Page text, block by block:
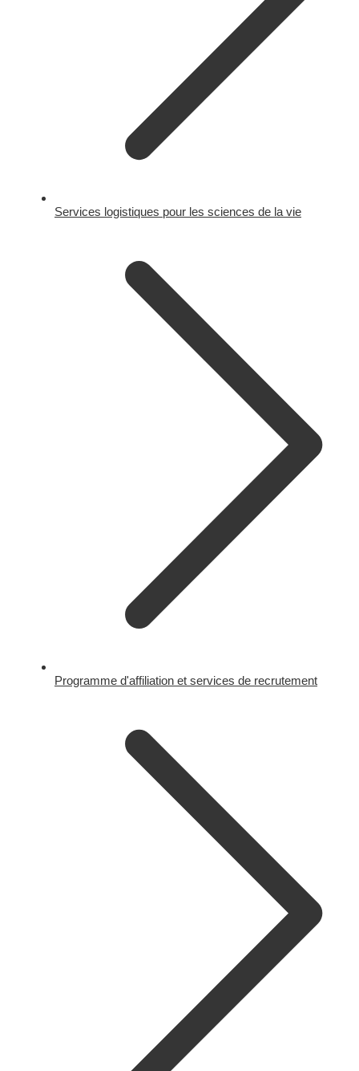
Services logistiques pour les sciences de la vie
Programme d'affiliation et services de recrutement